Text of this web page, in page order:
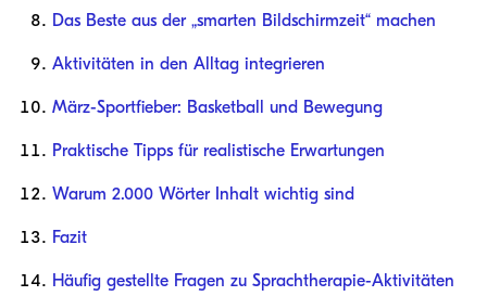
Das Beste aus der „smarten Bildschirmzeit“ machen
Aktivitäten in den Alltag integrieren
März-Sportfieber: Basketball und Bewegung
Praktische Tipps für realistische Erwartungen
Warum 2.000 Wörter Inhalt wichtig sind
Fazit
Häufig gestellte Fragen zu Sprachtherapie-Aktivitäten